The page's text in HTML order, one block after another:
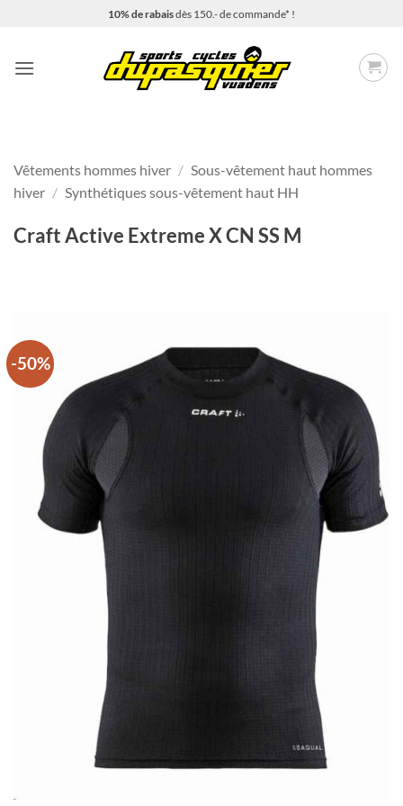
10% de rabaisdès 150.- de commande* !
Vêtements hommes hiver / Sous-vêtement haut hommes
hiver / Synthétiques sous-vêtement haut HH
Craft Active Extreme X CN SS M
-50%